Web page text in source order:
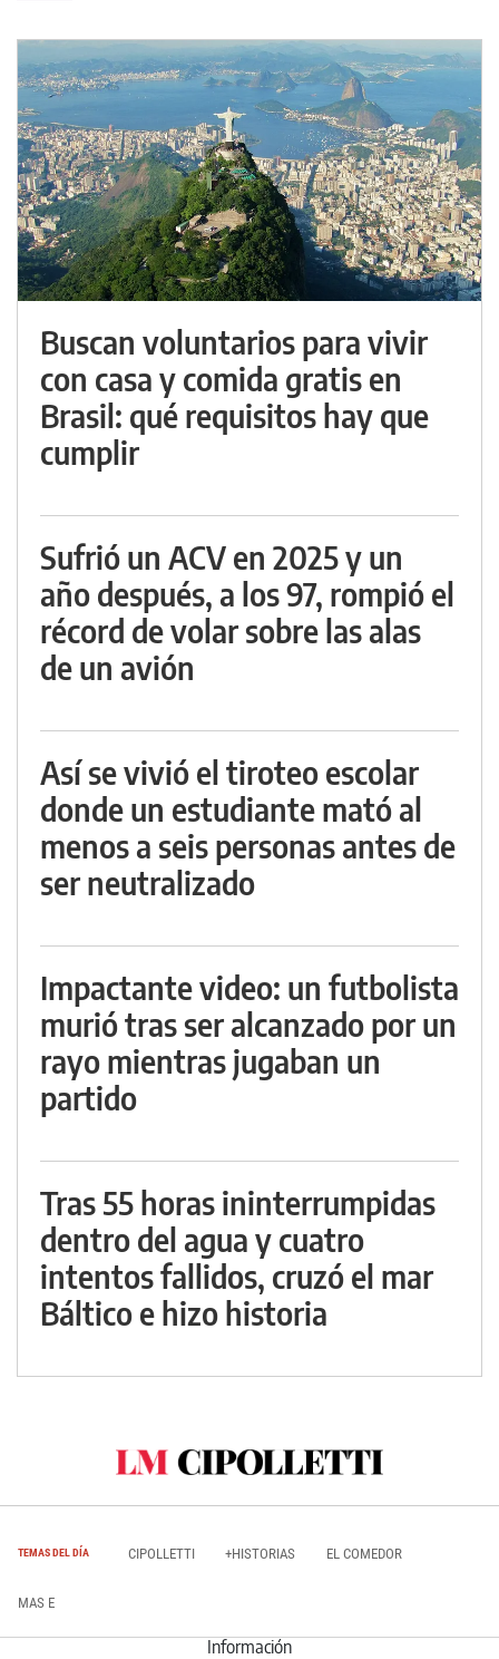
Buscan voluntarios para vivir
con casa y comida gratis en
Brasil: qué requisitos hay que
cumplir
Sufrió un ACV en 2025 y un
año después, a los 97, rompió el
récord de volar sobre las alas
de un avión
Así se vivió el tiroteo escolar
donde un estudiante mató al
menos a seis personas antes de
ser neutralizado
Impactante video: un futbolista
murió tras ser alcanzado por un
rayo mientras jugaban un
partido
Tras 55 horas ininterrumpidas
dentro del agua y cuatro
intentos fallidos, cruzó el mar
Báltico e hizo historia
TEMAS DEL DÍA CIPOLLETTI +HISTORIAS EL COMEDOR
MAS E
Información